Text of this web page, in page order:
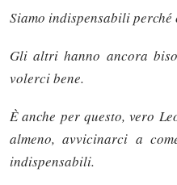
Siamo indispensabili perché
Gli altri hanno ancora
volerci bene.
È anche per questo, vero
almeno, avvicinarci a
indispensabili.